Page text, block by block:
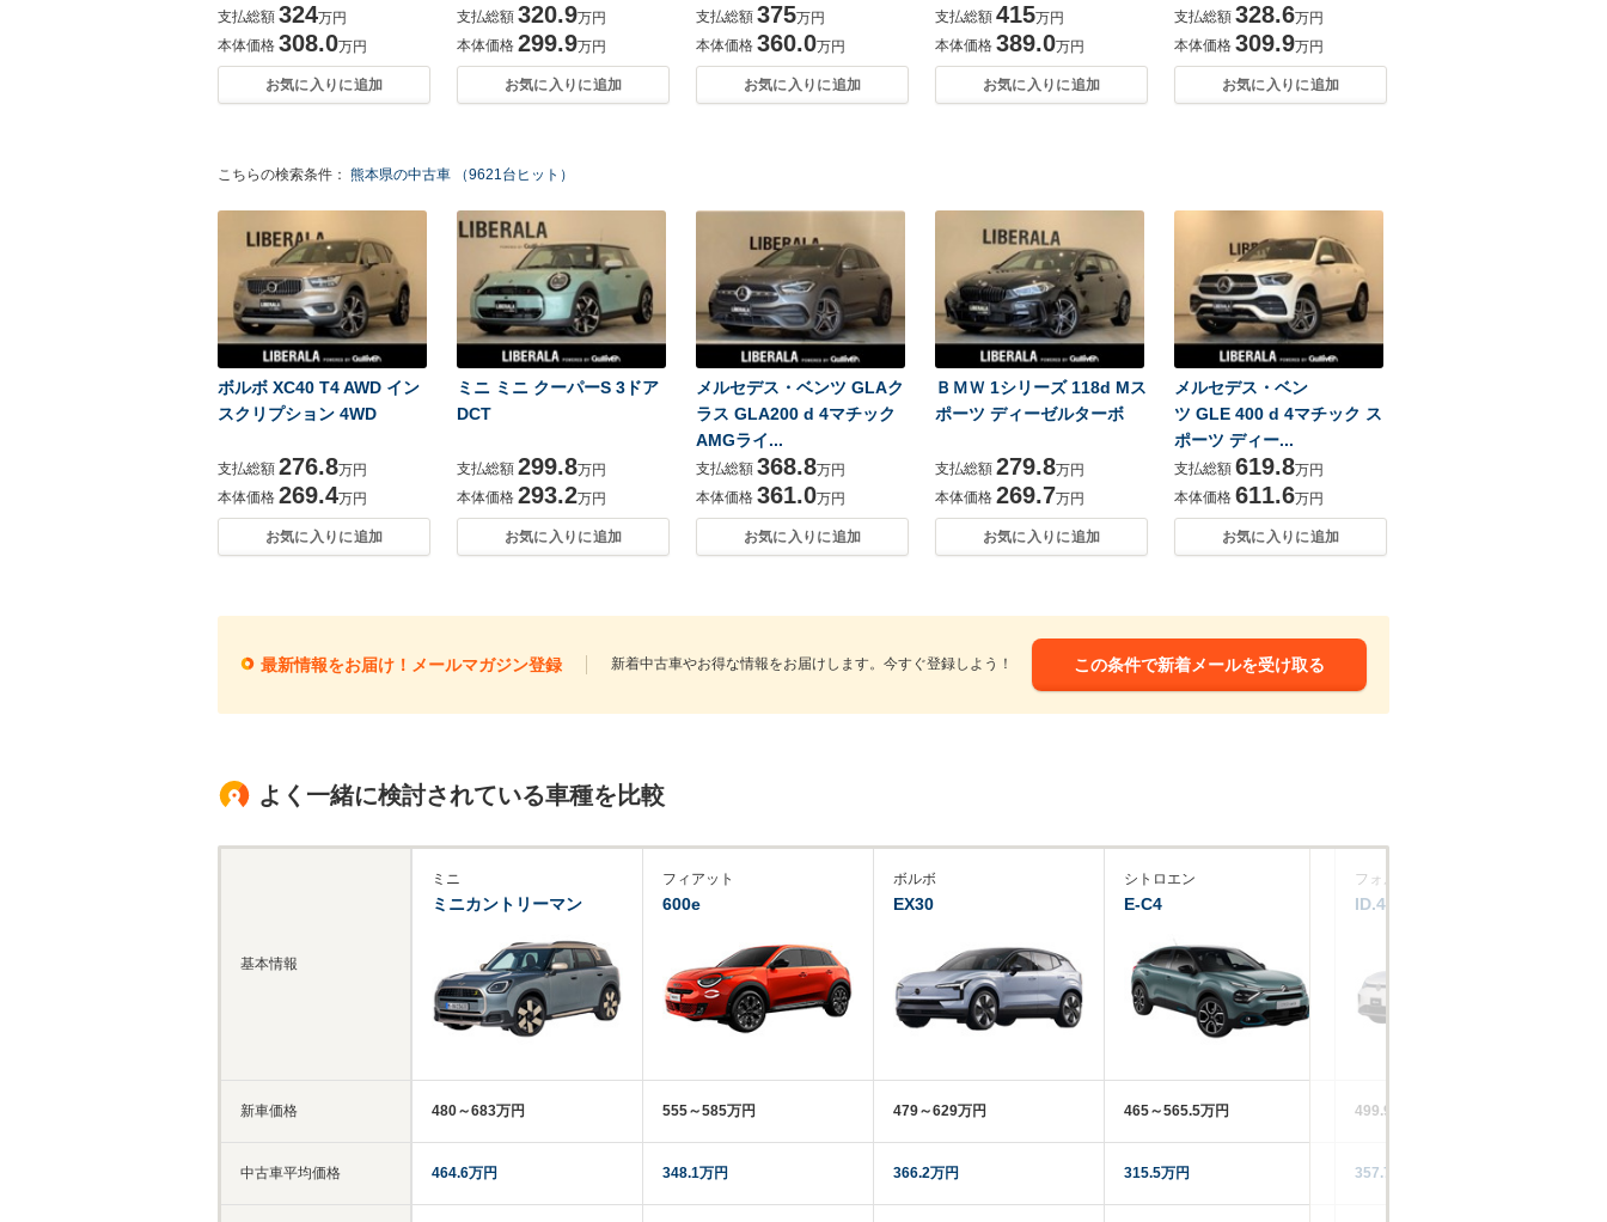
支払総額 324万円
本体価格 308.0万円
お気に入りに追加
支払総額 320.9万円
本体価格 299.9万円
お気に入りに追加
支払総額 375万円
本体価格 360.0万円
お気に入りに追加
支払総額 415万円
本体価格 389.0万円
お気に入りに追加
支払総額 328.6万円
本体価格 309.9万円
お気に入りに追加
こちらの検索条件： 熊本県の中古車 （9621台ヒット）
ボルボ XC40 T4 AWD イン
スクリプション 4WD
支払総額 276.8万円
本体価格 269.4万円
お気に入りに追加
ミニ ミニ クーパーS 3ドア
DCT
支払総額 299.8万円
本体価格 293.2万円
お気に入りに追加
メルセデス・ベンツ GLAク
ラス GLA200 d 4マチック
AMGライ...
支払総額 368.8万円
本体価格 361.0万円
お気に入りに追加
ＢＭＷ 1シリーズ 118d Mス
ポーツ ディーゼルターボ
支払総額 279.8万円
本体価格 269.7万円
お気に入りに追加
メルセデス・ベン
ツ GLE 400 d 4マチック ス
ポーツ ディー...
支払総額 619.8万円
本体価格 611.6万円
お気に入りに追加
最新情報をお届け！メールマガジン登録 新着中古車やお得な情報をお届けします。今すぐ登録しよう！ この条件で新着メールを受け取る
よく一緒に検討されている車種を比較
基本情報
新車価格
中古車平均価格
ミニ
ミニカントリーマン
480～683万円
464.6万円
フィアット
600e
555～585万円
348.1万円
ボルボ
EX30
479～629万円
366.2万円
シトロエン
E-C4
465～565.5万円
315.5万円
フォルクスワーゲン
ID.4
499.9～661.8万円
357.7万円